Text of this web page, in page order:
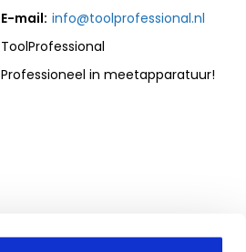
E-mail: info@toolprofessional.nl
ToolProfessional
Professioneel in meetapparatuur!